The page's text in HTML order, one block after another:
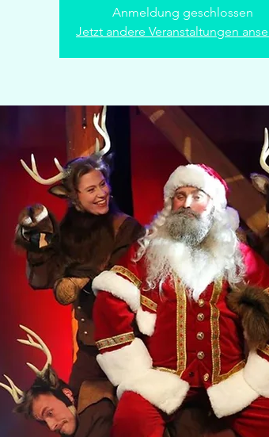
Anmeldung geschlossen
Jetzt andere Veranstaltungen